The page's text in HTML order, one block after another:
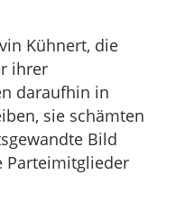
Kühnert, die
ihrer
daraufhin in
sie schämten
Bild
Parteimitglieder